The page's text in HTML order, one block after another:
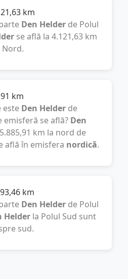
km
Den Helderde Polul
se află la 4.121,63 km
Nord.
km
este Den Helderde
emisferă se află? Den
5.885,91 km la nord de
află în emisfera nordică.
km
Den Helderde Polul
Helderla Polul Sud sunt
sud.